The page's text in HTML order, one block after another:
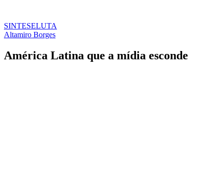
SINTESELUTA
Altamiro Borges
América Latina que a mídia esconde